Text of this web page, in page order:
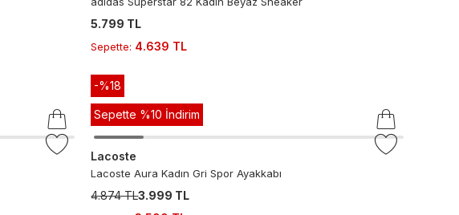
5.799 TL
Sepette: 4.639 TL
-%18
Sepette %10 İndirim
Lacoste
Lacoste Aura Kadın Gri Spor Ayakkabı
4.874 TL3.999 TL